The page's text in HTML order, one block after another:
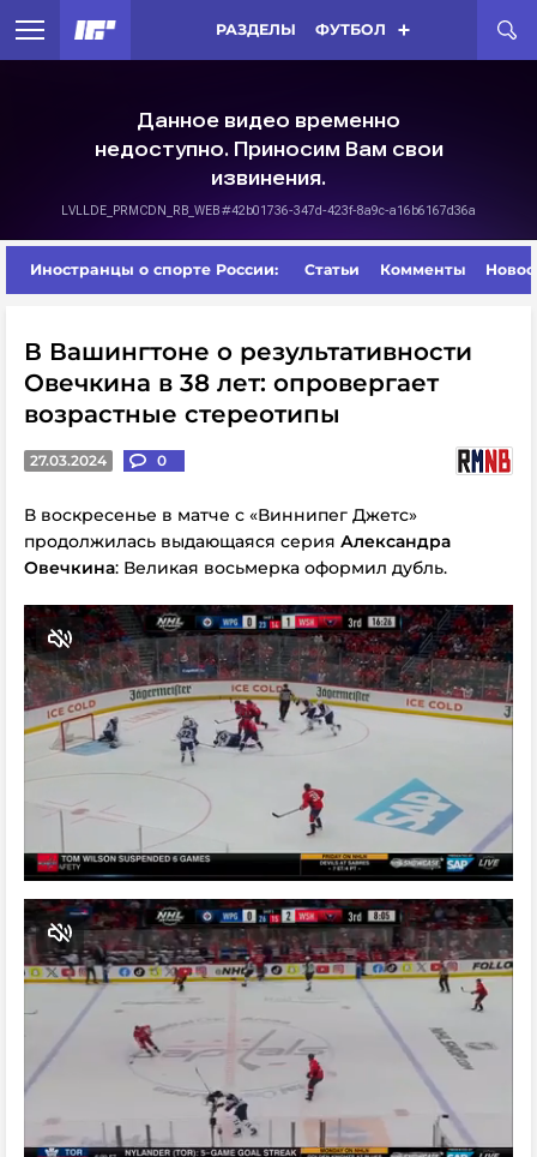
РАЗДЕЛЫ ФУТБОЛ
Иностранцы о спорте России: Статьи Комменты
В Вашингтоне о результативности
Овечкина в 38 лет: опровергает
возрастные стереотипы
27.03.2024 0
В воскресенье в матче с «Виннипег Джетс»
продолжилась выдающаяся серия Александра
Овечкина: Великая восьмерка оформил дубль.